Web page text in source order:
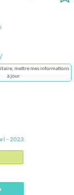
mettre mes informations
à jour
- 2023
Suivant